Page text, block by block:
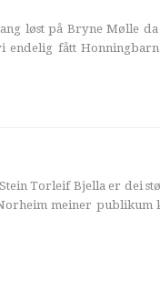
løst på Bryne Mølle
endelig fått
Torleif Bjella er dei
meiner